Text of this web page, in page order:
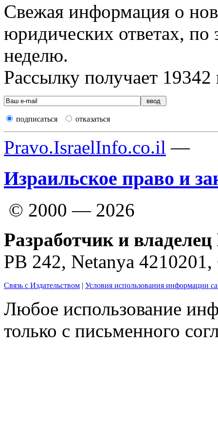
Свежая информация о
юридических ответах, по
неделю.
Рассылку получает 19342
подписаться отказаться
Pravo.IsraelInfo.co.il —
Израильское право и
© 2000 — 2026
Разработчик и
PB 242, Netanya
Связь с Издательством | Условия использования информации
Любое использование
только с письменного